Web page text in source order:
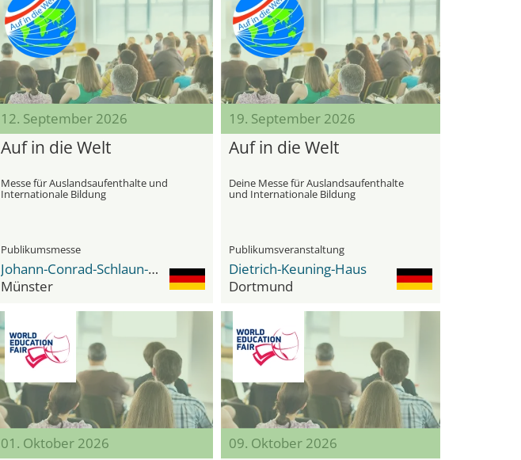
12. September 2026
Auf in die Welt
Messe für Auslandsaufenthalte und
Internationale Bildung
Publikumsmesse
Johann-Conrad-Schlaun-Gymnasium
Münster
19. September 2026
Auf in die Welt
Deine Messe für Auslandsaufenthalte
und Internationale Bildung
Publikumsveranstaltung
Dietrich-Keuning-Haus
Dortmund
01. Oktober 2026 09. Oktober 2026